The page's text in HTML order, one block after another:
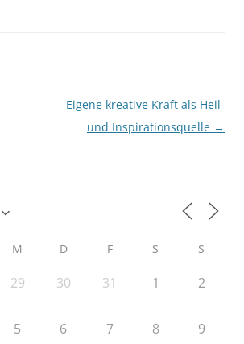
Eigene kreative Kraft als Heil-
und Inspirationsquelle →
M D F S S
29 30 31 1 2
5 6 7 8 9